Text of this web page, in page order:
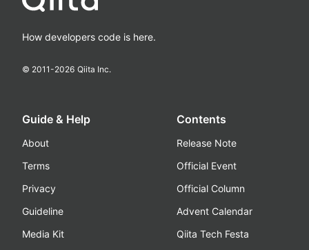
How developers code is here.
© 2011-2026 Qiita Inc.
Guide & Help
About
Terms
Privacy
Guideline
Media Kit
Contents
Release Note
Official Event
Official Column
Advent Calendar
Qiita Tech Festa